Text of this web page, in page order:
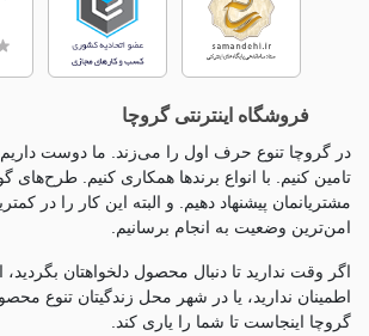
فروشگاه اینترنتی گروچا
در گروچا تنوع حرف اول را می‌زند. ما دوست
تامین کنیم. با انواع برندها همکاری کنیم. طرح‌های
مشتریانمان پیشنهاد دهیم. و البته این کار را در
امن‌ترین وضعیت به انجام برسانیم.
اگر وقت ندارید تا دنبال محصول دلخواهتان
اطمینان ندارید، یا در شهر محل زندگیتان تنوع
گروچا اینجاست تا شما را یاری کند.